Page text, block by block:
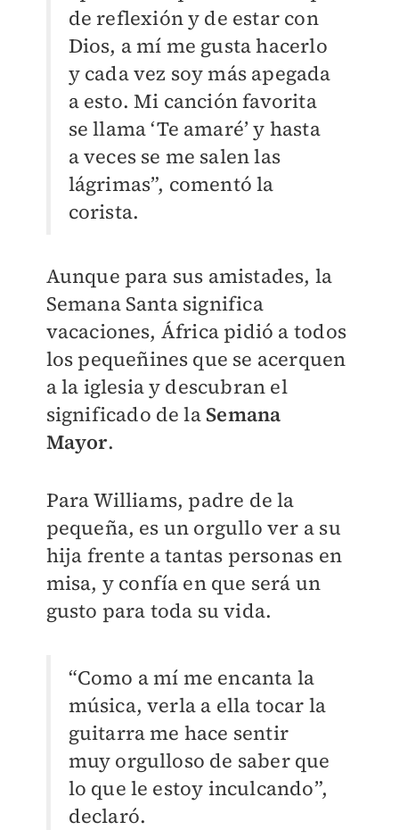
de reflexión y de estar con
Dios, a mí me gusta hacerlo
y cada vez soy más apegada
a esto. Mi canción favorita
se llama ‘Te amaré’ y hasta
a veces se me salen las
lágrimas”, comentó la
corista.
Aunque para sus amistades, la
Semana Santa significa
vacaciones, África pidió a todos
los pequeñines que se acerquen
a la iglesia y descubran el
significado de la Semana
Mayor.
Para Williams, padre de la
pequeña, es un orgullo ver a su
hija frente a tantas personas en
misa, y confía en que será un
gusto para toda su vida.
“Como a mí me encanta la
música, verla a ella tocar la
guitarra me hace sentir
muy orgulloso de saber que
lo que le estoy inculcando”,
declaró.